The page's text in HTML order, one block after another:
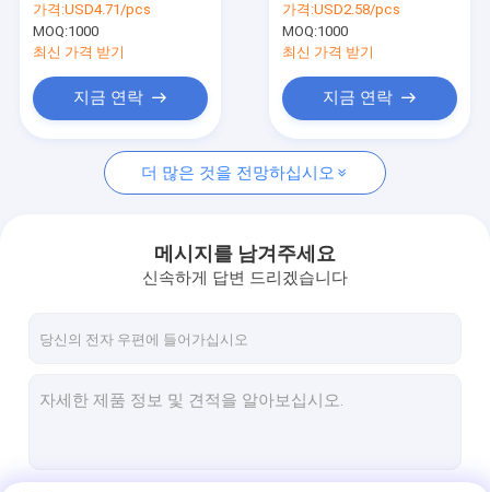
문의하기
뉴스
인용 을 요청 하십시오
레타론 LED 드라이버
정전압 LED 드라이버
웨브 센서 스위치 120V-
240V 높은 입력 전압
가격:USD4.71/pcs
MOQ:1000
최신 가격 받기
지금 연락
LED 조광기 CCT 및
Defog 기능이 있는
DC12/24V IP44 핸드
가격:USD2.58/pcs
MOQ:1000
최신 가격 받기
지금 연락
더 많은 것을 전망하십시오
메시지를 남겨주세요
신속하게 답변 드리겠습니다